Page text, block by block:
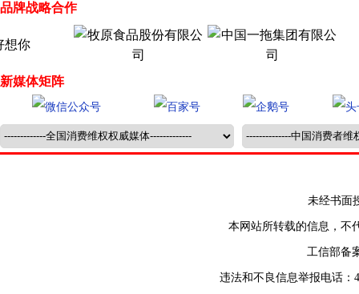
品牌战略合作
新媒体矩阵
未经书面
本网站所转载的信息，不
工信部备
违法和不良信息举报电话